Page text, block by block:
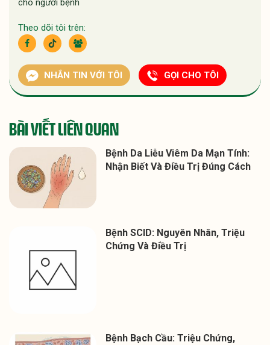
cho người bệnh
Theo dõi tôi trên:
NHẮN TIN VỚI TÔI GỌI CHO TÔI
BÀI VIẾT LIÊN QUAN
Bệnh Da Liễu Viêm Da Mạn Tính:
Nhận Biết Và Điều Trị Đúng Cách
Bệnh SCID: Nguyên Nhân, Triệu
Chứng Và Điều Trị
Bệnh Bạch Cầu: Triệu Chứng,